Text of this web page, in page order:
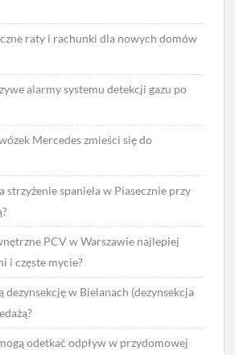
raty i rachunki dla nowych domów
alarmy systemu detekcji gazu po
Mercedes zmieści się do
strzyżenie spaniela w Piasecznie przy
PCV w Warszawie najlepiej
i częste mycie?
dezynsekcję w Bielanach (dezynsekcja
odetkać odpływ w przydomowej